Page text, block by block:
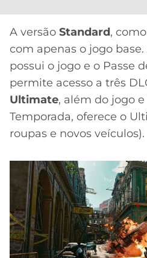
MELHORES
CASSINOS
ONLINE
2026
INTERNACIONAL
GRÊMIO
ATLÉTICO
MG
DOS
CAMPEÕES
LALIGA
A versão Standard,
com apenas o jogo base.
possui o jogo e o Passe
permite acesso a três
Ultimate, além do jogo e
Temporada, oferece o
roupas e novos veículos).